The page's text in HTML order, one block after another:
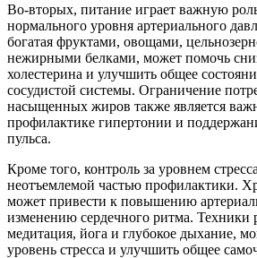
Во-вторых, питание играет важную
нормального уровня артериального
богатая фруктами, овощами,
нежирными белками, может помочь
холестерина и улучшить общее
сосудистой системы. Ограничение
насыщенных жиров также является
профилактике гипертонии и
пульса.
Кроме того, контроль за уровнем
неотъемлемой частью профилактики.
может привести к повышению
изменению сердечного ритма. Техники
медитация, йога и глубокое дыхание,
уровень стресса и улучшить общее